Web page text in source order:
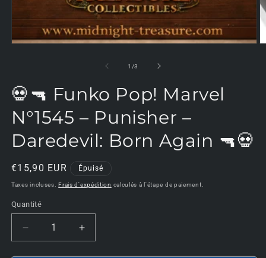
1 /de
3
💀🔫 Funko Pop! Marvel
N°1545 – Punisher –
Daredevil: Born Again 🔫💀
Prix
habituel
€15,90 EUR Épuisé
Taxes incluses. Frais d'expédition calculés à l'étape de paiement.
Quantité
Réduire
la
Augmenter
la